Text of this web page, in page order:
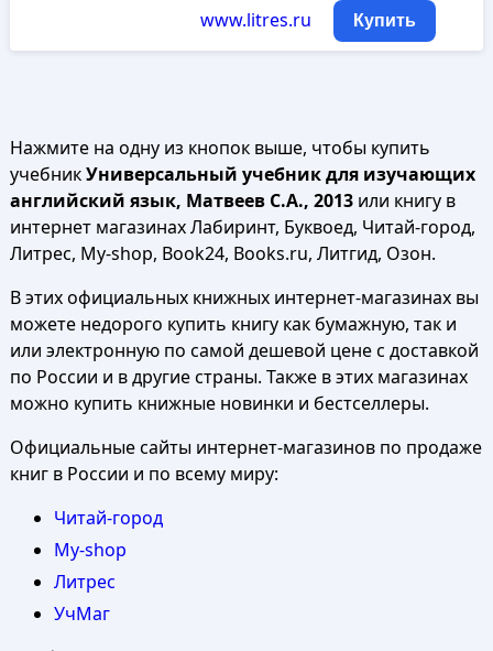
www.litres.ru Купить
Нажмите на одну из кнопок выше, чтобы купить
учебникУниверсальный учебник для изучающих
английский язык, Матвеев С.А., 2013или книгу в
интернет магазинах Лабиринт, Буквоед, Читай-город,
Литрес, My-shop, Book24, Books.ru, Литгид, Озон.
В этих официальных книжных интернет-магазинах вы
можете недорого купить книгу как бумажную, так и
или электронную по самой дешевой цене с доставкой
по России и в другие страны. Также в этих магазинах
можно купить книжные новинки и бестселлеры.
Официальные сайты интернет-магазинов по продаже
книг в России и по всему миру:
Читай-город
My-shop
Литрес
УчМаг